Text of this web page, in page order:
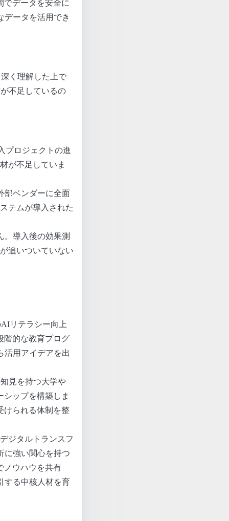
でデータを安全に
データを活用でき
く理解した上で
不足しているの
プロジェクトの進
が不足していま
部ベンダーに全面
テムが導入された
。導入後の効果測
追いついていない
リテラシー向上
階的な教育プログ
活用アイデアを出
見を持つ大学や
ップを構築しま
けられる体制を整
ジタルトランスフ
に強い関心を持つ
ノウハウを共有
する中核人材を育